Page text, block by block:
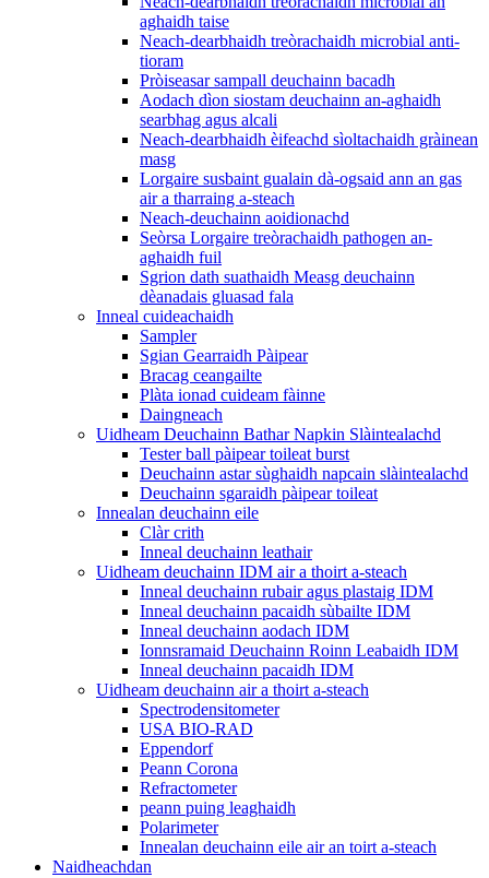
aghaidh taise
Neach-dearbhaidh treòrachaidh microbial anti-
tioram
Pròiseasar sampall deuchainn bacadh
Aodach dìon siostam deuchainn an-aghaidh
searbhag agus alcali
Neach-dearbhaidh èifeachd sìoltachaidh gràinean
masg
Lorgaire susbaint gualain dà-ogsaid ann an gas
air a tharraing a-steach
Neach-deuchainn aoidionachd
Seòrsa Lorgaire treòrachaidh pathogen an-
aghaidh fuil
Sgrion dath suathaidh Measg deuchainn
dèanadais gluasad fala
Inneal cuideachaidh
Sampler
Sgian Gearraidh Pàipear
Bracag ceangailte
Plàta ionad cuideam fàinne
Daingneach
Uidheam Deuchainn Bathar Napkin Slàintealachd
Tester ball pàipear toileat burst
Deuchainn astar sùghaidh napcain slàintealachd
Deuchainn sgaraidh pàipear toileat
Innealan deuchainn eile
Clàr crith
Inneal deuchainn leathair
Uidheam deuchainn IDM air a thoirt a-steach
Inneal deuchainn rubair agus plastaig IDM
Inneal deuchainn pacaidh sùbailte IDM
Inneal deuchainn aodach IDM
Ionnsramaid Deuchainn Roinn Leabaidh IDM
Inneal deuchainn pacaidh IDM
Uidheam deuchainn air a thoirt a-steach
Spectrodensitometer
USA BIO-RAD
Eppendorf
Peann Corona
Refractometer
peann puing leaghaidh
Polarimeter
Innealan deuchainn eile air an toirt a-steach
Naidheachdan